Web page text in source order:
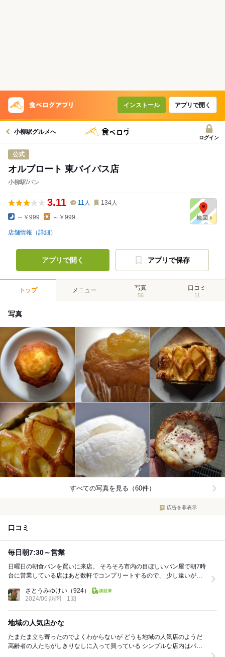
インストール アプリで開く
小柳駅グルメへ
ログイン
公式
オルブロート 東バイパス店
小柳駅/パン
3.11 11 人 134人
～￥999 ～￥999
店舗情報（詳細）
アプリで開く アプリで保存
トップ メニュー 写真
56
口コミ
11
写真
すべての写真を見る（60件）
広告を非表示
口コミ
毎日朝7:30～営業
日曜日の朝食パンを買いに来店。 そろそろ市内の目ぼしいパン屋で朝7時
台に営業している店はあと数軒でコンプリートするので、 少し遠いがオ
さとうみゆけい （924）
2024/06 訪問
1回
地域の人気店かな
たまたま立ち寄ったのでよくわからないが どうも地域の人気店のようだ
高齢者の人たちがしきりなしに入って買っている シンプルな店内はパン